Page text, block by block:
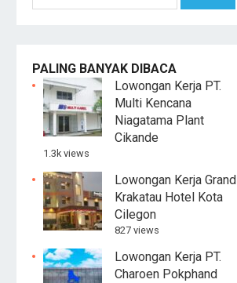
PALING BANYAK DIBACA
Lowongan Kerja PT.
Multi Kencana
Niagatama Plant
Cikande
1.3k views
Lowongan Kerja Grand
Krakatau Hotel Kota
Cilegon
827 views
Lowongan Kerja PT.
Charoen Pokphand